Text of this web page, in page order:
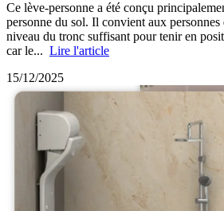
Ce lève-personne a été conçu
personne du sol. Il convient aux
niveau du tronc suffisant pour tenir en
car le... Lire l'article
15/12/2025